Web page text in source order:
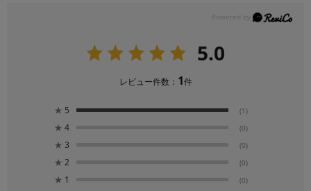
5.0
レビュー件数： 1件
★ 5 (1)
★ 4 (0)
★ 3 (0)
★ 2 (0)
★ 1 (0)